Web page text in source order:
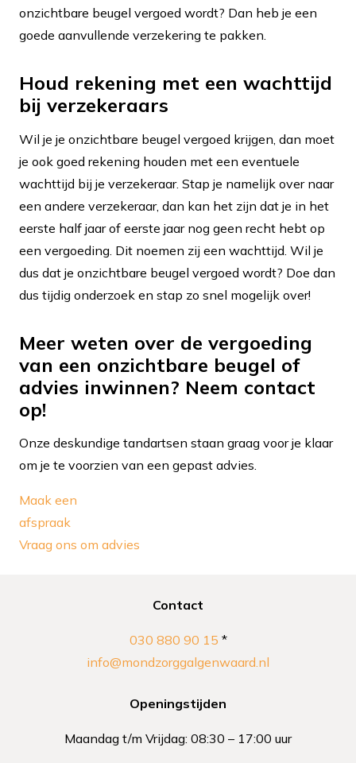
onzichtbare beugel vergoed wordt? Dan heb je een
goede aanvullende verzekering te pakken.
Houd rekening met een wachttijd
bij verzekeraars
Wil je je onzichtbare beugel vergoed krijgen, dan moet
je ook goed rekening houden met een eventuele
wachttijd bij je verzekeraar. Stap je namelijk over naar
een andere verzekeraar, dan kan het zijn dat je in het
eerste half jaar of eerste jaar nog geen recht hebt op
een vergoeding. Dit noemen zij een wachttijd. Wil je
dus dat je onzichtbare beugel vergoed wordt? Doe dan
dus tijdig onderzoek en stap zo snel mogelijk over!
Meer weten over de vergoeding
van een onzichtbare beugel of
advies inwinnen? Neem contact
op!
Onze deskundige tandartsen staan graag voor je klaar
om je te voorzien van een gepast advies.
Maak een
afspraak
Vraag ons om advies
Contact
030 880 90 15 *
info@mondzorggalgenwaard.nl
Openingstijden
Maandag t/m Vrijdag: 08:30 – 17:00 uur